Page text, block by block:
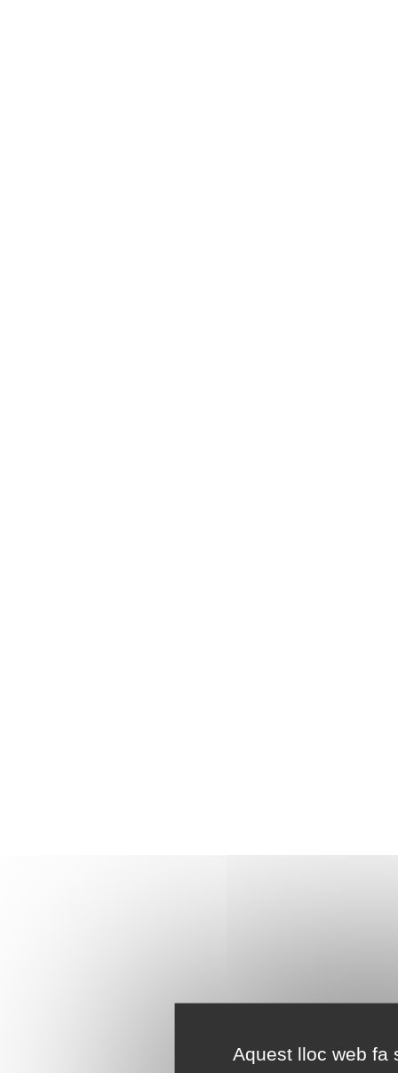
Aquest lloc web fa